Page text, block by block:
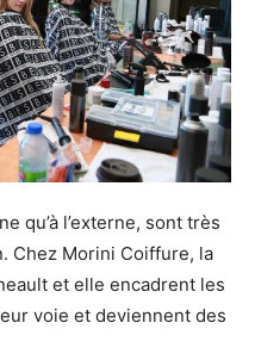
qu’à l’externe, sont très
Chez Morini Coiffure, la
et elle encadrent les
voie et deviennent des